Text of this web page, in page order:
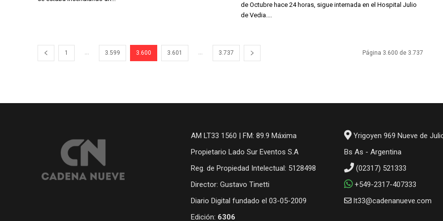
de Octubre hace 24 horas, sigue internada en el Hospital Julio
de Vedia....
1 3.599 3.600 3.601 3.737 Página 3.600 de 3.737
AM LT33 1560 | FM: 89.9 Máxima
Propietario Lado Sur Eventos S.A
Reg. de Propiedad Intelectual: 5128498
Director: Gustavo Tinetti
Diario Digital fundado el 03-05-2009
Edición: 6306
Yrigoyen 969 Nueve de
Bs As - Argentina
(02317) 521333
+549-2317-407333
lt33@cadenanueve.com